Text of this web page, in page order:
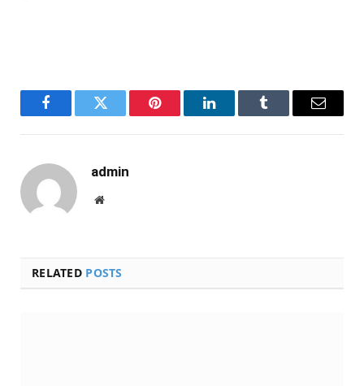
FacebookTwitter Pinterest LinkedInTumblr Email
admin
Website
RELATED POSTS